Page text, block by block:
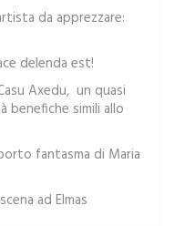
da apprezzare:
delenda est!
Axedu, un quasi
benefiche simili allo
fantasma di Maria
ad Elmas